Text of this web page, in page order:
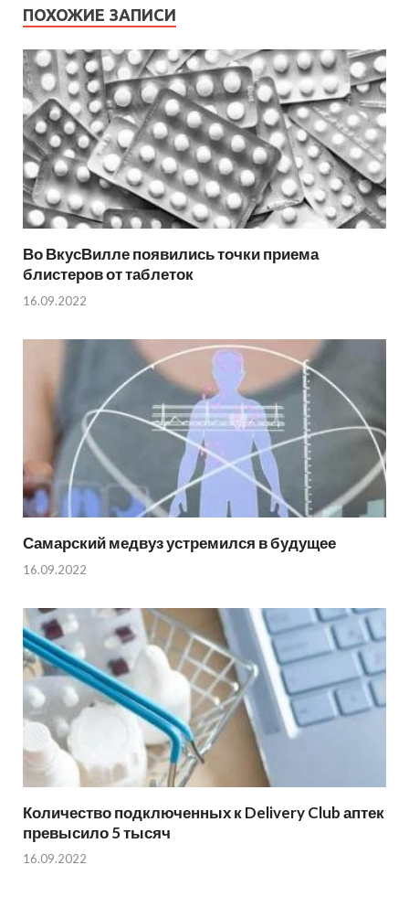
ПОХОЖИЕ ЗАПИСИ
Во ВкусВилле появились точки приема
блистеров от таблеток
16.09.2022
Самарский медвуз устремился в будущее
16.09.2022
Количество подключенных к Delivery Club аптек
превысило 5 тысяч
16.09.2022